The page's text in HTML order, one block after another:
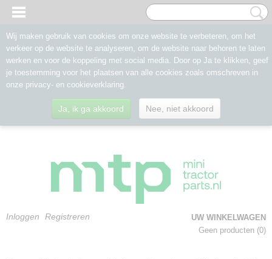
Inloggen Registreren
UW WINKELWAGEN
Geen producten (0)
Wij maken gebruik van cookies om onze website te verbeteren, om het
verkeer op de website te analyseren, om de website naar behoren te laten
werken en voor de koppeling met social media. Door op Ja te klikken, geef
je toestemming voor het plaatsen van alle cookies zoals omschreven in
onze privacy- en cookieverklaring.
Ja, ik ga akkoord Nee, niet akkoord